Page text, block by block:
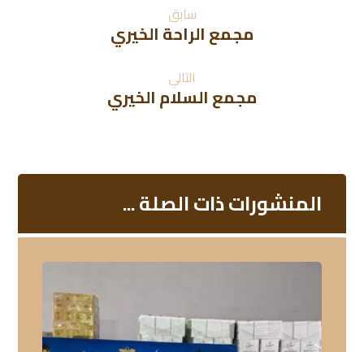
سابق
مجمع الراحة الخيري
التالي
مجمع السلام الخيري
المنشورات ذات الصلة ...